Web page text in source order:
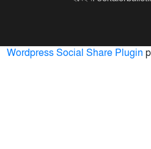
Wordpress Social Share Plugin